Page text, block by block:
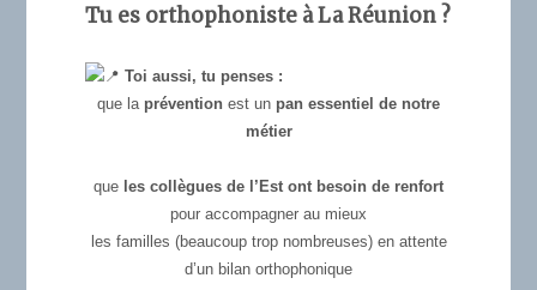
Tu es orthophoniste à La Réunion ?
Toi aussi, tu penses :
que laprévention est un pan essentiel de notre
métier
que les collègues de l’Est ont besoin de renfort
pour accompagner au mieux
les familles (beaucoup trop nombreuses) en attente
d’un bilan orthophonique